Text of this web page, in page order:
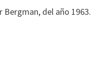
del año 1963.